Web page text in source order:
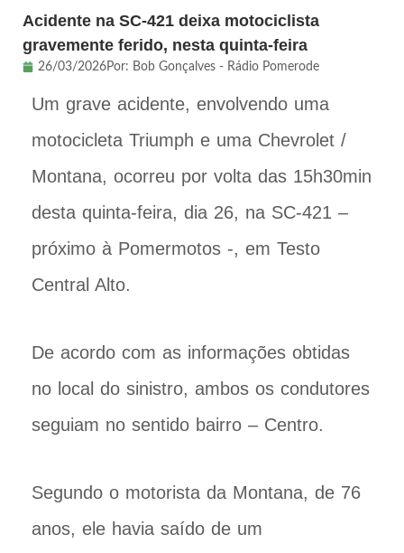
Acidente na SC-421 deixa motociclista
gravemente ferido, nesta quinta-feira
26/03/2026Por: Bob Gonçalves - Rádio Pomerode
Um grave acidente, envolvendo uma
motocicleta Triumph e uma Chevrolet /
Montana, ocorreu por volta das 15h30min
desta quinta-feira, dia 26, na SC-421 –
próximo à Pomermotos -, em Testo
Central Alto.
De acordo com as informações obtidas
no local do sinistro, ambos os condutores
seguiam no sentido bairro – Centro.
Segundo o motorista da Montana, de 76
anos, ele havia saído de um